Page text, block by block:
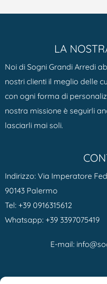
LA
Noi di Sogni Grandi Arredi
nostri clienti il meglio delle
con ogni forma di
nostra missione è seguirli
lasciarli mai soli.
Indirizzo: Via Imperatore
90143 Palermo
Tel: +39 0916315612
Whatsapp: +39 3397075419
E-mail: